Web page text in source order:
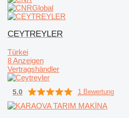
CEYTREYLER
Türkei
8 Anzeigen
Vertragshändler
5.0 1 Bewertung